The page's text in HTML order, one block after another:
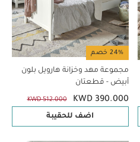
24% خصم
مجموعة مهد وخزانة هارويل بلون
أبيض - قطعتان
KWD 390.000
KWD 512.000
اضف للحقيبة